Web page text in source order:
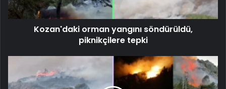
Kozan'daki orman yangını söndürüldü,
piknikçilere tepki